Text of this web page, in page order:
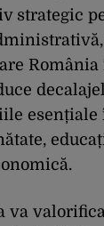
strategic
România
esențiale
va